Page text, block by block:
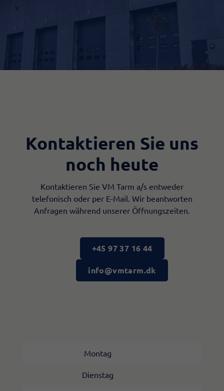
Kontaktieren Sie uns
noch heute
Kontaktieren Sie VM Tarm a/s entweder
telefonisch oder per E-Mail. Wir beantworten
Anfragen während unserer Öffnungszeiten.
+45 97 37 16 44
info@vmtarm.dk
Montag
Dienstag